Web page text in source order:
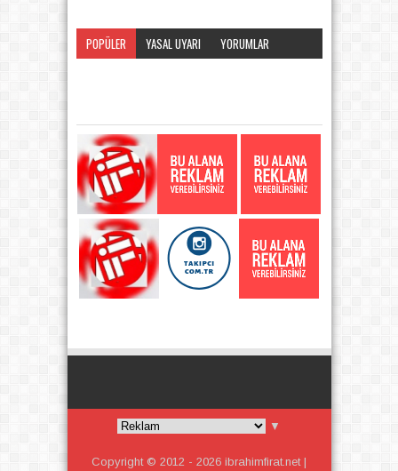
POPÜLER YASAL UYARI
YORUMLAR
▼
Copyright © 2012 - 2026 ibrahimfirat.net |